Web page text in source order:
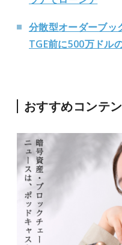
分散型オーダーブ
TGE前に500万ドル
おすすめコンテ